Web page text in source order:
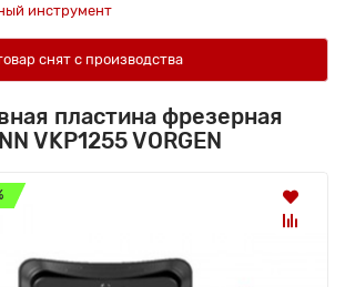
инструмент
снят с производства
пластина фрезерная
VKP1255 VORGEN